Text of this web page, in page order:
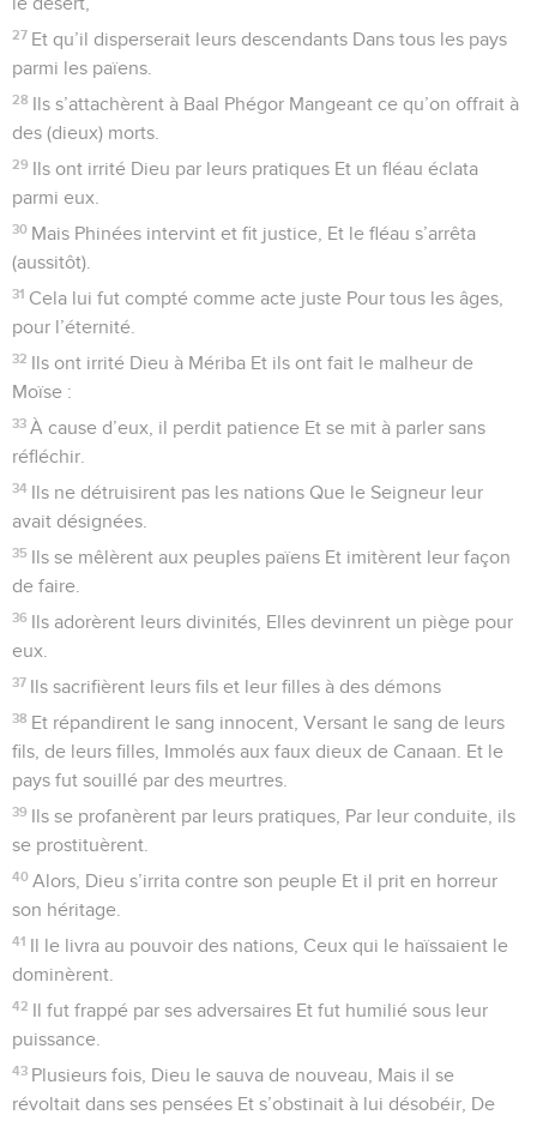
27 Et qu’il disperserait leurs descendants Dans tous les pays
parmi les païens.
28 Ils s’attachèrent à Baal Phégor Mangeant ce qu’on offrait à
des (dieux) morts.
29 Ils ont irrité Dieu par leurs pratiques Et un fléau éclata
parmi eux.
30 Mais Phinées intervint et fit justice, Et le fléau s’arrêta
(aussitôt).
31 Cela lui fut compté comme acte juste Pour tous les âges,
pour l’éternité.
32 Ils ont irrité Dieu à Mériba Et ils ont fait le malheur de
Moïse :
33 À cause d’eux, il perdit patience Et se mit à parler sans
réfléchir.
34 Ils ne détruisirent pas les nations Que le Seigneur leur
avait désignées.
35 Ils se mêlèrent aux peuples païens Et imitèrent leur façon
de faire.
36 Ils adorèrent leurs divinités, Elles devinrent un piège pour
eux.
37 Ils sacrifièrent leurs fils et leur filles à des démons
38 Et répandirent le sang innocent, Versant le sang de leurs
fils, de leurs filles, Immolés aux faux dieux de Canaan. Et le
pays fut souillé par des meurtres.
39 Ils se profanèrent par leurs pratiques, Par leur conduite, ils
se prostituèrent.
40 Alors, Dieu s’irrita contre son peuple Et il prit en horreur
son héritage.
41 Il le livra au pouvoir des nations, Ceux qui le haïssaient le
dominèrent.
42 Il fut frappé par ses adversaires Et fut humilié sous leur
puissance.
43 Plusieurs fois, Dieu le sauva de nouveau, Mais il se
révoltait dans ses pensées Et s’obstinait à lui désobéir, De